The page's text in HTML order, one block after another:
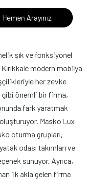
Hemen Arayınız
şık ve fonksiyonel
modern mobilya
her zevke
gibi önemli bir firma,
fark yaratmak
Masko Lux
oturma grupları,
odası takımları ve
sunuyor. Ayrıca,
ilk akla gelen firma